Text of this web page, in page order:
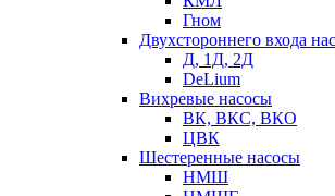
Гном
Двухстороннего входа
Д, 1Д, 2Д
DeLium
Вихревые насосы
ВК, ВКС, ВКО
ЦВК
Шестеренные насосы
НМШ